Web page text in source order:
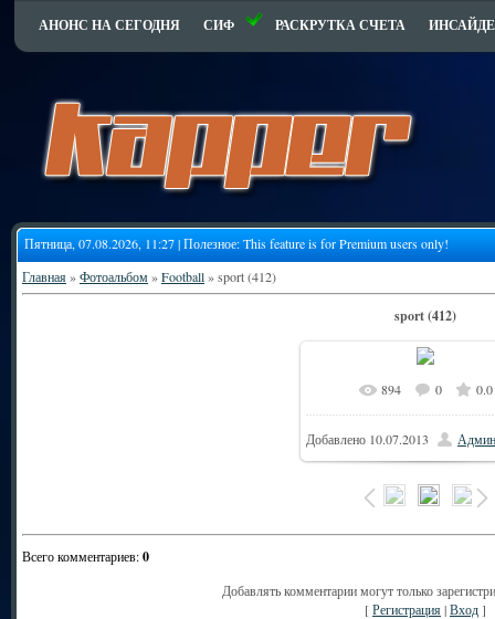
АНОНС НА СЕГОДНЯ СИФ РАСКРУТКА СЧЕТА
Пятница, 07.08.2026, 11:27 | Полезное:This feature is for Premium users only!
Главная»Фотоальбом»Football» sport (412)
sport (412)
894 0 0.0
Добавлено 10.07.2013
Всего комментариев:0
Добавлять комментарии могут только
[Регистрация|Вход]